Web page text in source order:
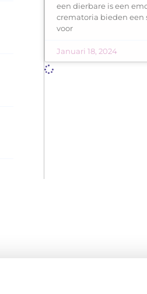
een dierbare is een
crematoria bieden een
voor
Januari 18, 2024